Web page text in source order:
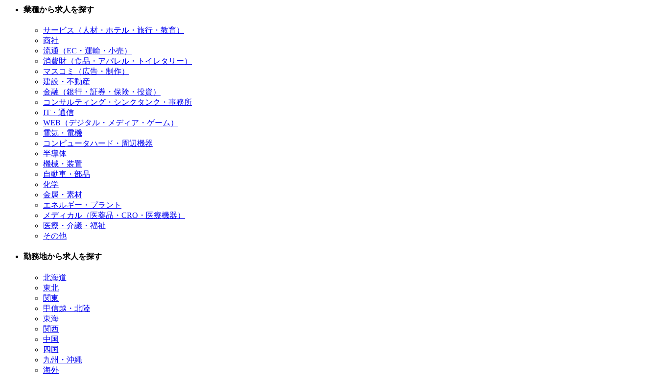
業種から求人を探す
サービス（人材・ホテル・旅行・教育）
商社
流通（EC・運輸・小売）
消費財（食品・アパレル・トイレタリー）
マスコミ（広告・制作）
建設・不動産
金融（銀行・証券・保険・投資）
コンサルティング・シンクタンク・事務所
IT・通信
WEB（デジタル・メディア・ゲーム）
電気・電機
コンピュータハード・周辺機器
半導体
機械・装置
自動車・部品
化学
金属・素材
エネルギー・プラント
メディカル（医薬品・CRO・医療機器）
医療・介議・福祉
その他
勤務地から求人を探す
北海道
東北
関東
甲信越・北陸
東海
関西
中国
四国
九州・沖縄
海外